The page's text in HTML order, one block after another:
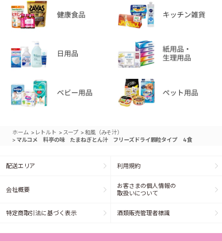
ホーム > レトルト > スープ >和風（みそ汁）
> マルコメ 料亭の味 たまねぎとん汁 フリーズドライ顆粒タイプ 4食
配送エリア 利用規約
会社概要
お客さまの個人情報の
取扱いについて
特定商取引法に基づく表示 酒類販売管理者標識